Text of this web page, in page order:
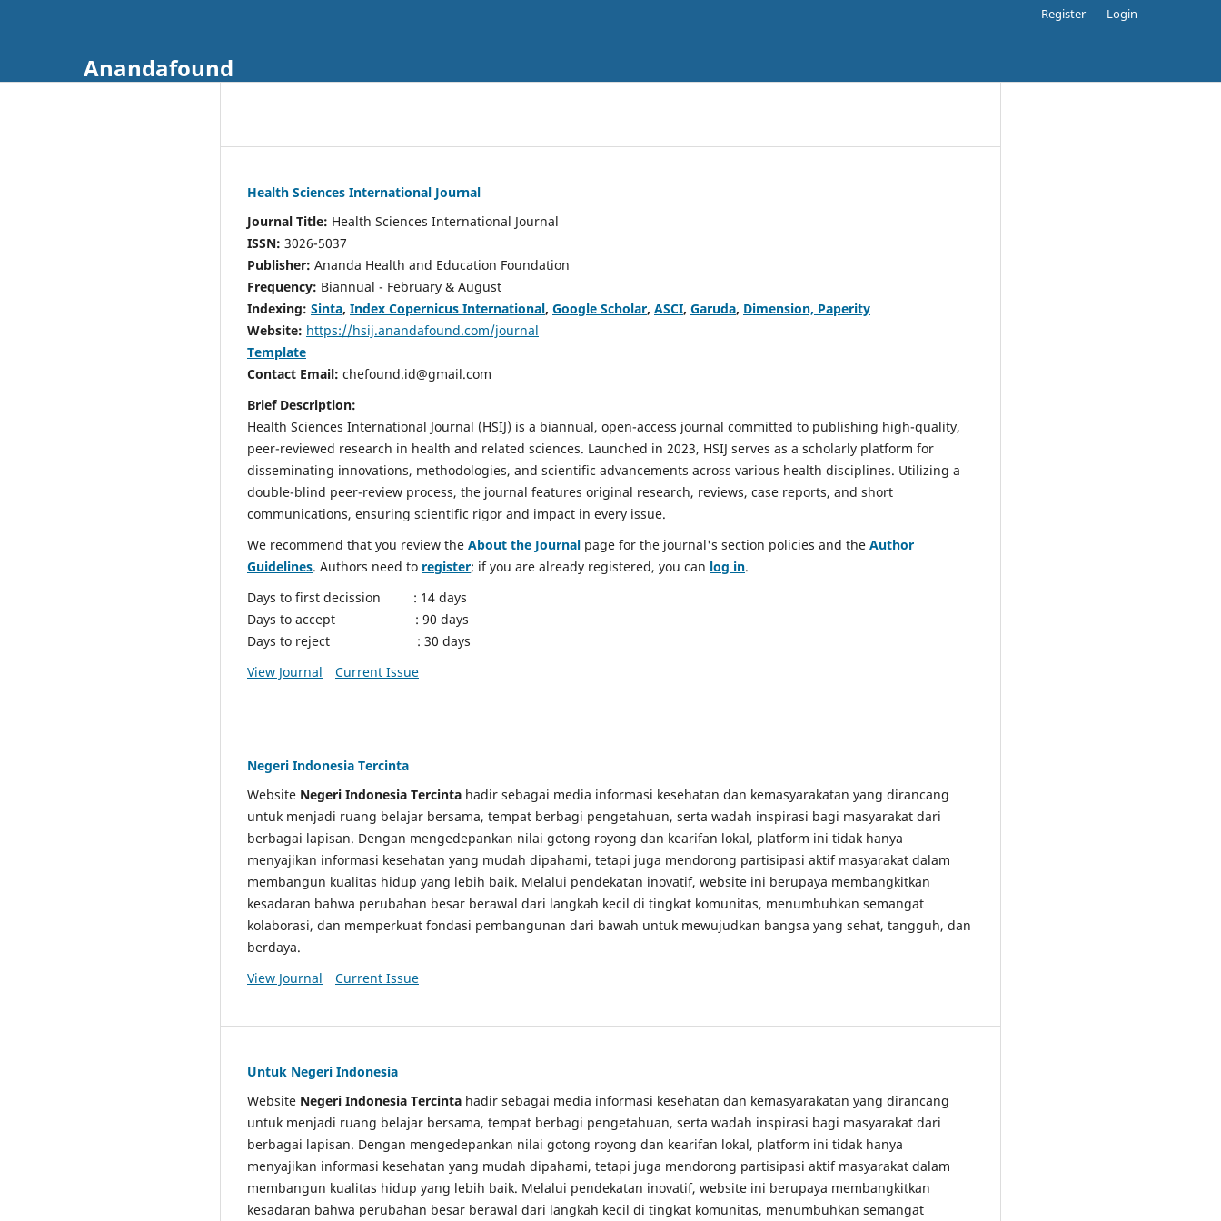
Anandafound
Register Login
Health Sciences International Journal
Journal Title: Health Sciences International Journal
ISSN: 3026-5037
Publisher: Ananda Health and Education Foundation
Frequency: Biannual - February & August
Indexing: Sinta, Index Copernicus International, Google Scholar, ASCI, Garuda, Dimension, Paperity
Website: https://hsij.anandafound.com/journal
Template
Contact Email: chefound.id@gmail.com
Brief Description:
Health Sciences International Journal (HSIJ) is a biannual, open-access journal committed to publishing high-quality,
peer-reviewed research in health and related sciences. Launched in 2023, HSIJ serves as a scholarly platform for
disseminating innovations, methodologies, and scientific advancements across various health disciplines. Utilizing a
double-blind peer-review process, the journal features original research, reviews, case reports, and short
communications, ensuring scientific rigor and impact in every issue.
We recommend that you review the About the Journal page for the journal's section policies and the Author
Guidelines. Authors need to register; if you are already registered, you can log in.
Days to first decission : 14 days
Days to accept : 90 days
Days to reject : 30 days
View Journal
Current Issue
Negeri Indonesia Tercinta
Website Negeri Indonesia Tercinta hadir sebagai media informasi kesehatan dan kemasyarakatan yang dirancang
untuk menjadi ruang belajar bersama, tempat berbagi pengetahuan, serta wadah inspirasi bagi masyarakat dari
berbagai lapisan. Dengan mengedepankan nilai gotong royong dan kearifan lokal, platform ini tidak hanya
menyajikan informasi kesehatan yang mudah dipahami, tetapi juga mendorong partisipasi aktif masyarakat dalam
membangun kualitas hidup yang lebih baik. Melalui pendekatan inovatif, website ini berupaya membangkitkan
kesadaran bahwa perubahan besar berawal dari langkah kecil di tingkat komunitas, menumbuhkan semangat
kolaborasi, dan memperkuat fondasi pembangunan dari bawah untuk mewujudkan bangsa yang sehat, tangguh, dan
berdaya.
View Journal
Current Issue
Untuk Negeri Indonesia
Website Negeri Indonesia Tercinta hadir sebagai media informasi kesehatan dan kemasyarakatan yang dirancang
untuk menjadi ruang belajar bersama, tempat berbagi pengetahuan, serta wadah inspirasi bagi masyarakat dari
berbagai lapisan. Dengan mengedepankan nilai gotong royong dan kearifan lokal, platform ini tidak hanya
menyajikan informasi kesehatan yang mudah dipahami, tetapi juga mendorong partisipasi aktif masyarakat dalam
membangun kualitas hidup yang lebih baik. Melalui pendekatan inovatif, website ini berupaya membangkitkan
kesadaran bahwa perubahan besar berawal dari langkah kecil di tingkat komunitas, menumbuhkan semangat